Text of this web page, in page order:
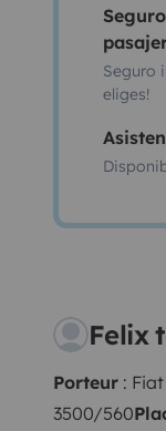
Seguro
eliges!
Felix
Porteur :
3500/560